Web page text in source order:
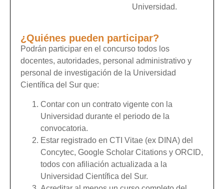
Universidad.
¿Quiénes pueden participar?
Podrán participar en el concurso todos los
docentes, autoridades, personal administrativo y
personal de investigación de la Universidad
Científica del Sur que:
Contar con un contrato vigente con la
Universidad durante el periodo de la
convocatoria.
Estar registrado en CTI Vitae (ex DINA) del
Concytec, Google Scholar Citations y ORCID,
todos con afiliación actualizada a la
Universidad Científica del Sur.